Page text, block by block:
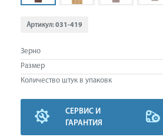
Артикул:031-419
Зерно
Размер
Количество штук в упаковк
СЕРВИС И
ГАРАНТИЯ